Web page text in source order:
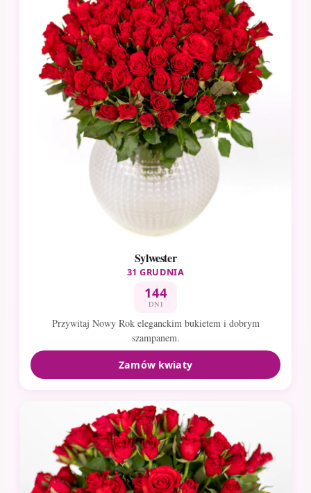
Sylwester
31 GRUDNIA
144
DNI
Przywitaj Nowy Rok eleganckim bukietem i dobrym
szampanem.
Zamów kwiaty